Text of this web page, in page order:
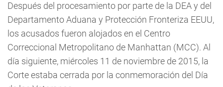
Después del procesamiento por parte de la DEA y del
Departamento Aduana y Protección Fronteriza EEUU,
los acusados fueron alojados en el Centro
Correccional Metropolitano de Manhattan (MCC). Al
día siguiente, miércoles 11 de noviembre de 2015, la
Corte estaba cerrada por la conmemoración del Día